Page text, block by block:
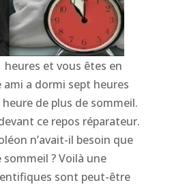
et vous êtes en
a dormi sept heures
de plus de sommeil.
ce repos réparateur.
n’avait-il besoin que
? Voilà une
sont peut-être